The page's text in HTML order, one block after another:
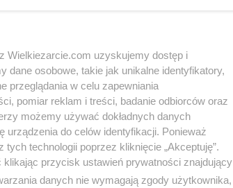
Wielkiezarcie.com uzyskujemy dostęp i
dane osobowe, takie jak unikalne identyfikatory,
przeglądania w celu zapewniania
pomiar reklam i treści, badanie odbiorców oraz
możemy używać dokładnych danych
do celów identyfikacji. Ponieważ
technologii poprzez kliknięcie „Akceptuję”.
przycisk ustawień prywatności znajdujący
danych nie wymagają zgody użytkownika,